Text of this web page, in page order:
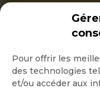
Pour offrir les
des technologies
et/ou accéder aux
INSCRIPTION
Quotidienne